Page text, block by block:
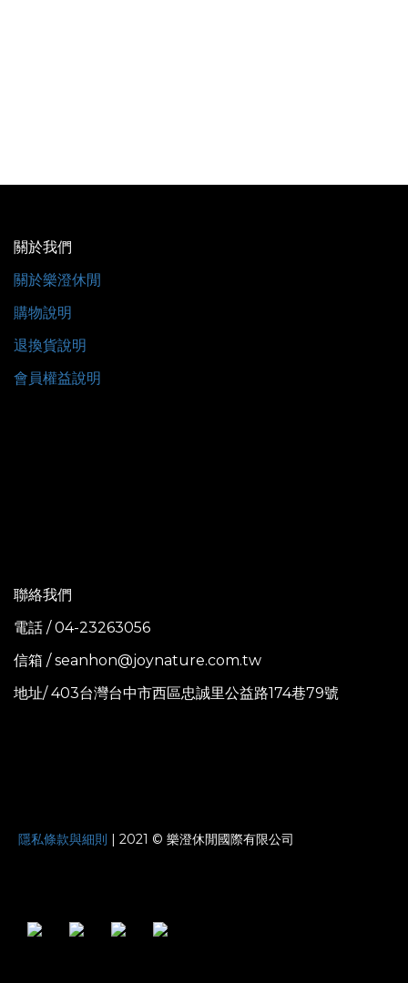
關於我們
關於樂澄休閒
購物說明
退換貨說明
會員權益說明
聯絡我們
電話 / 04-23263056
信箱 / seanhon@joynature.com.tw
地址/ 403台灣台中市西區忠誠里公益路174巷79號
隱私條款與細則 | 2021 © 樂澄休閒國際有限公司